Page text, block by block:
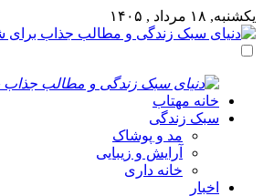
یکشنبه, ۱۸ مرداد , ۱۴۰۵
خانه مهتاب
سبک زندگی
مد و پوشاک
آرایش و زیبایی
خانه داری
اخبار